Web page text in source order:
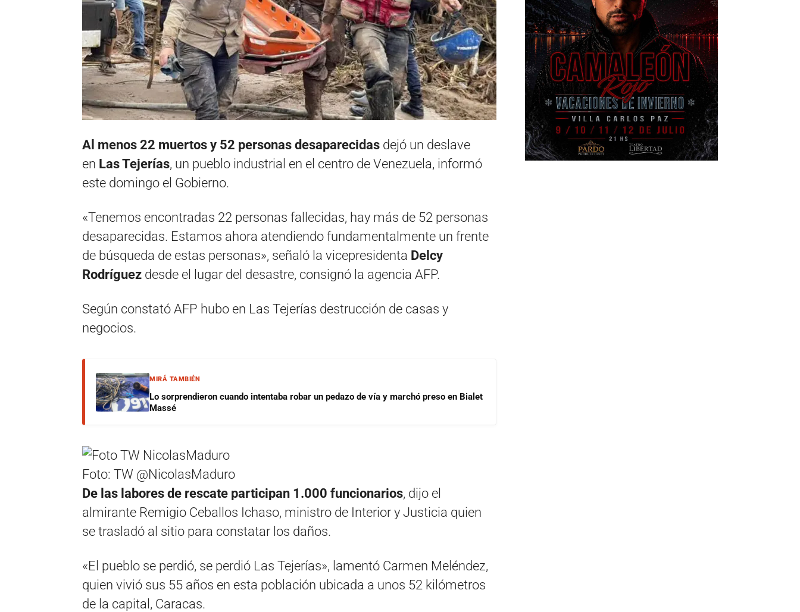
Al menos 22 muertos y 52 personas desaparecidas dejó un deslave
en Las Tejerías, un pueblo industrial en el centro de Venezuela, informó
este domingo el Gobierno.
«Tenemos encontradas 22 personas fallecidas, hay más de 52 personas
desaparecidas. Estamos ahora atendiendo fundamentalmente un frente
de búsqueda de estas personas», señaló la vicepresidenta Delcy
Rodríguez desde el lugar del desastre, consignó la agencia AFP.
Según constató AFP hubo en Las Tejerías destrucción de casas y
negocios.
MIRÁ TAMBIÉN
Lo sorprendieron cuando intentaba robar un pedazo de vía y marchó preso en Bialet
Massé
Foto: TW @NicolasMaduro
De las labores de rescate participan 1.000 funcionarios, dijo el
almirante Remigio Ceballos Ichaso, ministro de Interior y Justicia quien
se trasladó al sitio para constatar los daños.
«El pueblo se perdió, se perdió Las Tejerías», lamentó Carmen Meléndez,
quien vivió sus 55 años en esta población ubicada a unos 52 kilómetros
de la capital, Caracas.